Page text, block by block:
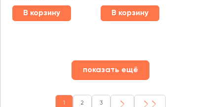
В корзину В корзину
показать ещё
1 2 3